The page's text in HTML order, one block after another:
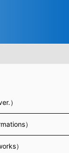
）
）
）